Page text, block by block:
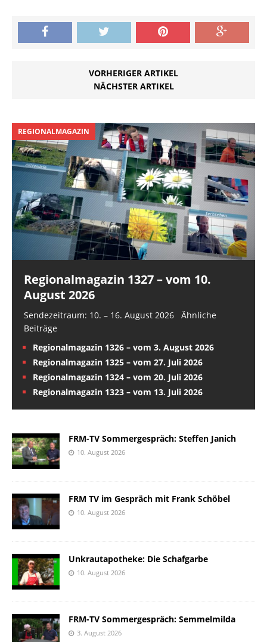
VORHERIGER ARTIKEL
NÄCHSTER ARTIKEL
REGIONALMAGAZIN
Regionalmagazin 1327 – vom 10.
August 2026
Sendezeitraum: 10. – 16. August 2026 Ähnliche
Beiträge
Regionalmagazin 1326 – vom 3. August 2026
Regionalmagazin 1325 – vom 27. Juli 2026
Regionalmagazin 1324 – vom 20. Juli 2026
Regionalmagazin 1323 – vom 13. Juli 2026
FRM-TV Sommergespräch: Steffen Janich
10. August 2026
FRM TV im Gespräch mit Frank Schöbel
10. August 2026
Unkrautapotheke: Die Schafgarbe
10. August 2026
FRM-TV Sommergespräch: Semmelmilda
3. August 2026